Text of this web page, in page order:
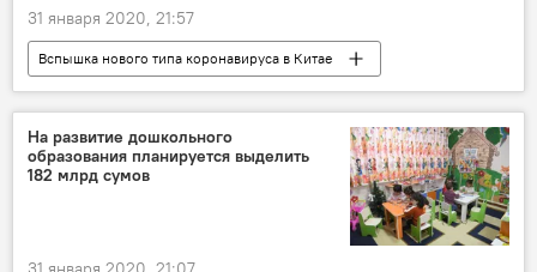
31 января 2020, 21:57
Вспышка нового типа коронавируса в Китае
Видео
Мультимедиа
В мире
Китай
Коронавирус COVID-19
Экономика
На развитие дошкольного
образования планируется выделить
182 млрд сумов